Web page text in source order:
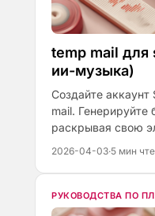
temp mail для
ии-музыка)
Создайте
mail.
раскрывая свою
2026-04-03·5 мин
РУКОВОДСТВА ПО